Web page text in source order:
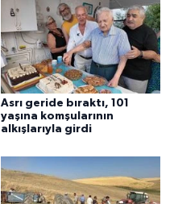
Asrı geride bıraktı, 101
yaşına komşularının
alkışlarıyla girdi